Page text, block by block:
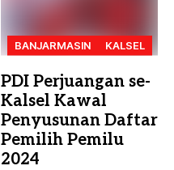
BANJARMASIN KALSEL
PDI Perjuangan se-
Kalsel Kawal
Penyusunan Daftar
Pemilih Pemilu
2024